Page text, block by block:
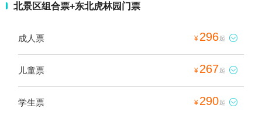
北景区组合票+东北虎林园门票
成人票 ¥ 296起 
儿童票 ¥ 267起 
学生票 ¥ 290起 